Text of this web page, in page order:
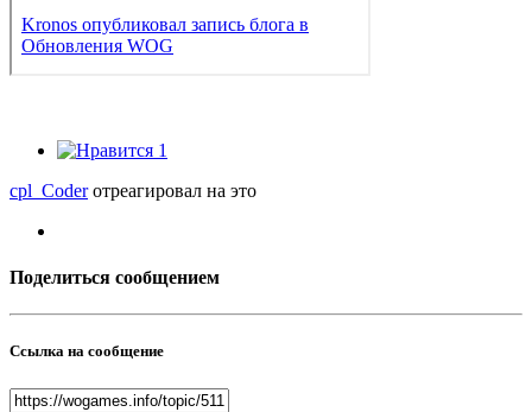
1
cpl_Coderотреагировал на это
Поделиться сообщением
Ссылка на сообщение